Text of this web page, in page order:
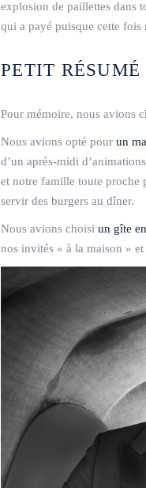
explosion de paillettes dans
qui a payé puisque cette
PETIT
Pour mémoire, nous avions
Nous avions opté pour un
d’un après-midi
et notre famille toute proche
servir des burgers au dîner.
Nous avions choisi un gîte
nos invités « à la maison »